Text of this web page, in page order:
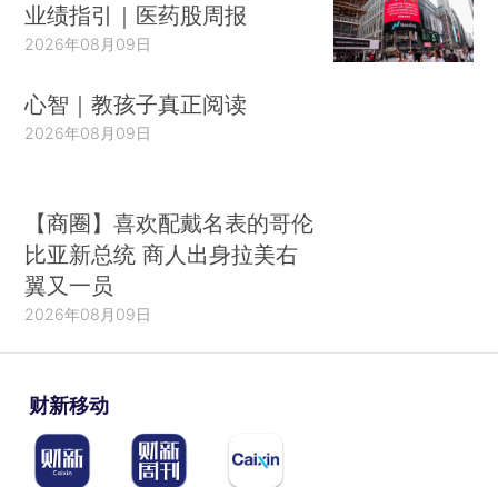
业绩指引｜医药股周报
2026年08月09日
心智｜教孩子真正阅读
2026年08月09日
【商圈】喜欢配戴名表的哥伦
比亚新总统 商人出身拉美右
翼又一员
2026年08月09日
财新移动